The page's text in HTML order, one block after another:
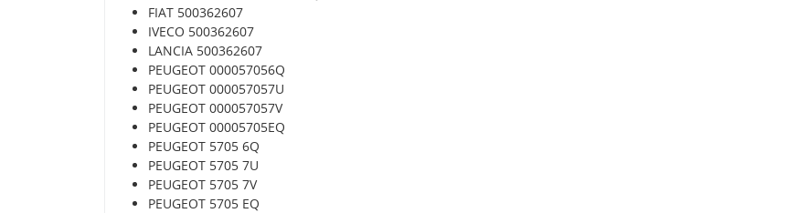
FIAT 500362607
IVECO 500362607
LANCIA 500362607
PEUGEOT 000057056Q
PEUGEOT 000057057U
PEUGEOT 000057057V
PEUGEOT 00005705EQ
PEUGEOT 5705 6Q
PEUGEOT 5705 7U
PEUGEOT 5705 7V
PEUGEOT 5705 EQ